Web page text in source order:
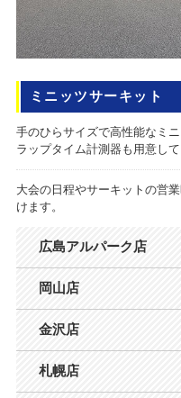
ミニッツサーキット
手のひらサイズで高性能なミ
ラップタイム計測器も用意して
大会の日程やサーキットの営
けます。
広島アルパーク店
岡山店
金沢店
札幌店